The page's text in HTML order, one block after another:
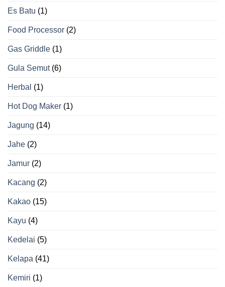
Es Batu (1)
Food Processor (2)
Gas Griddle (1)
Gula Semut(6)
Herbal (1)
Hot Dog Maker (1)
Jagung (14)
Jahe (2)
Jamur (2)
Kacang (2)
Kakao (15)
Kayu (4)
Kedelai (5)
Kelapa (41)
Kemiri (1)